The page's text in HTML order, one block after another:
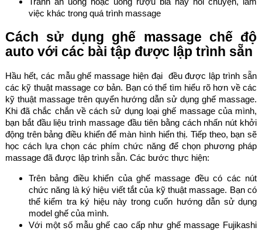
việc khác trong quá trình massage
Cách sử dụng ghế massage chế độ
auto với các bài tập được lập trình sẵn
Hầu hết, các mẫu ghế massage hiện đại đều được lập trình sẵn
các kỹ thuật massage cơ bản. Bạn có thể tìm hiểu rõ hơn về các
kỹ thuật massage trên quyển hướng dẫn sử dụng ghế massage.
Khi đã chắc chắn về cách sử dụng loại ghế massage của mình,
bạn bắt đầu liệu trình massage đầu tiên bằng cách nhấn nút khởi
động trên bảng điều khiển để màn hình hiển thị. Tiếp theo, bạn sẽ
học cách lựa chọn các phím chức năng để chọn phương pháp
massage đã được lập trình sẵn. Các bước thực hiện:
Trên bảng điều khiển của ghế massage đều có các nút
chức năng là ký hiệu viết tắt của kỹ thuật massage. Bạn có
thể kiểm tra ký hiệu này trong cuốn hướng dẫn sử dụng
model ghế của mình.
Với một số mẫu ghế cao cấp như ghế massage Fujikashi